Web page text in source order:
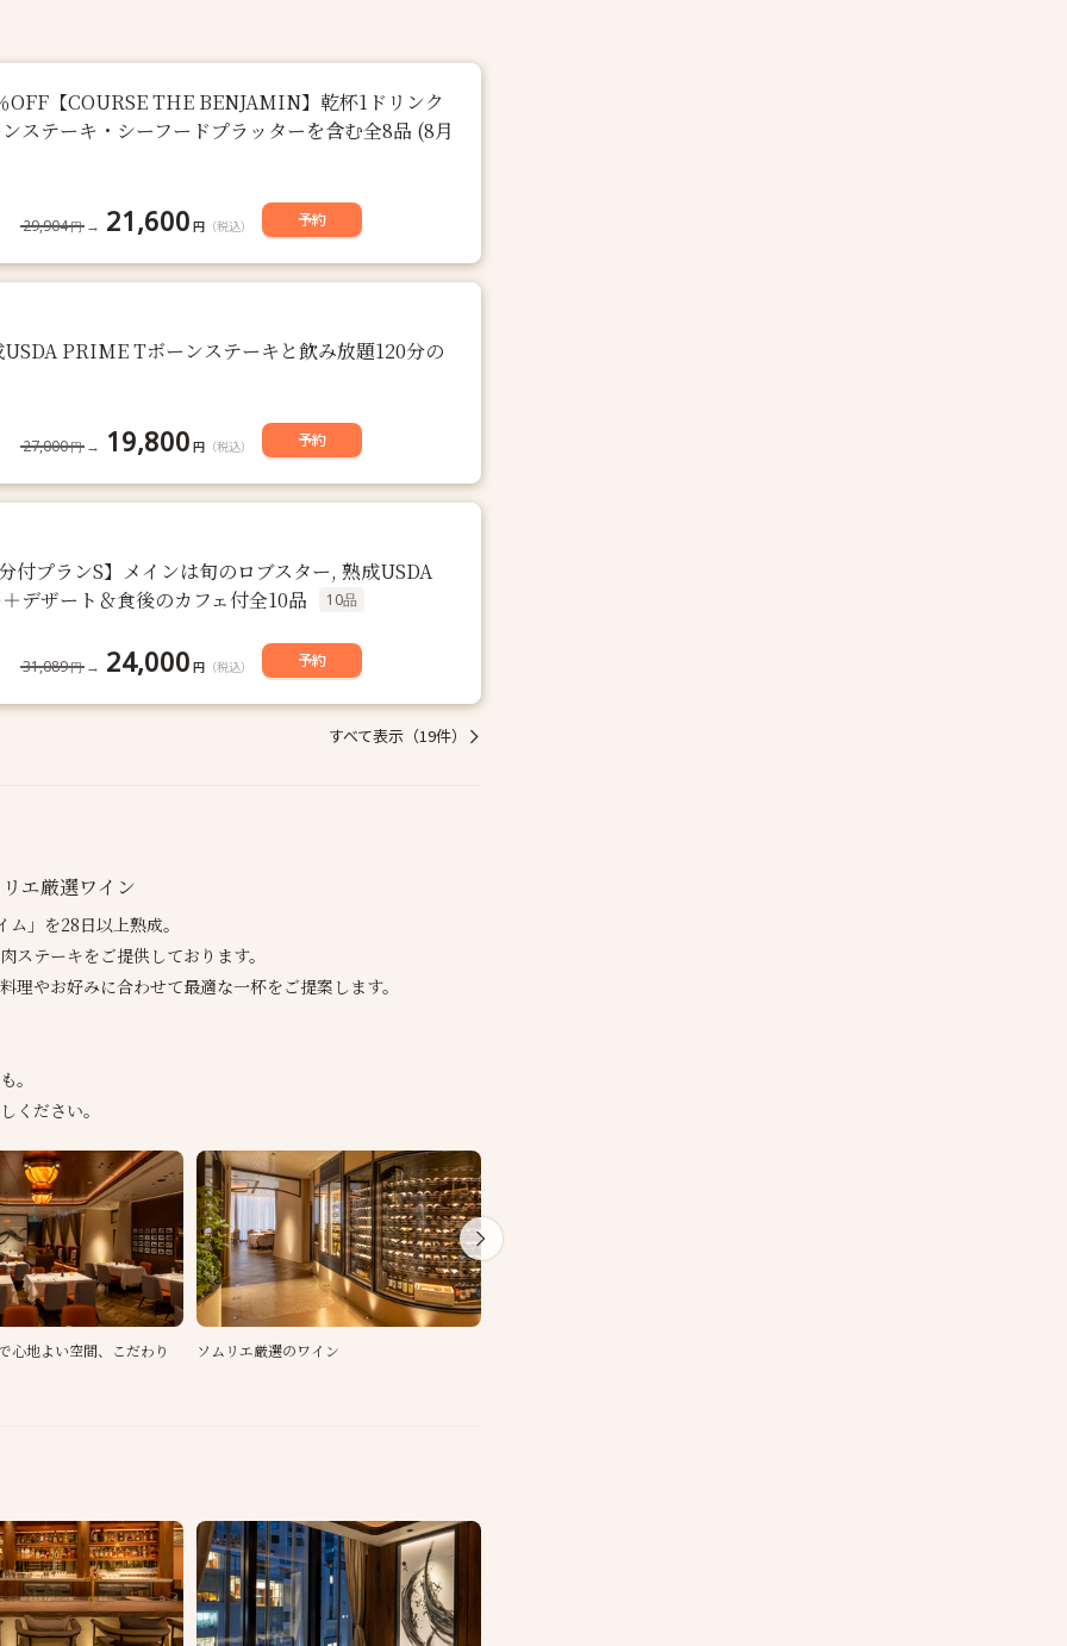
OFF【COURSE THE BENJAMIN】乾杯1ドリンク
ステーキ・シーフードプラッターを含む全8品 (8月
29,904円→ 21,600 円 （税込） 予約
PRIME Tボーンステーキと飲み放題120分の
27,000円→ 19,800 円 （税込） 予約
付プランS】メインは旬のロブスター, 熟成USDA
デザート＆食後のカフェ付全10品
10品
31,089円→ 24,000 円 （税込） 予約
すべて表示（19件）
エ厳選ワイン
」を28日以上熟成。
テーキをご提供しております。
やお好みに合わせて最適な一杯をご提案します。
。
ください。
心地よい空間、こだわり ソムリエ厳選のワイン